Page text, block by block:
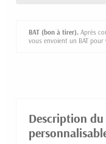
BAT (bon à tirer). Après
vous envoient un BAT pour
Description